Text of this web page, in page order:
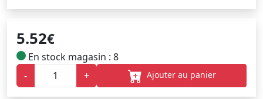
5.52€
En stock magasin : 8
-
+ Ajouter au panier